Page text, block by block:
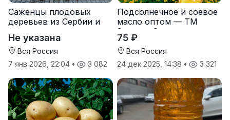
Саженцы плодовых
деревьев из Сербии и
Не указана
Вся Россия
7 янв 2026, 22:04 • 3 082
Подсолнечное и соевое
масло оптом — ТМ
Золотая Семечка
75 ₽
Вся Россия
24 дек 2025, 14:38 • 3 321